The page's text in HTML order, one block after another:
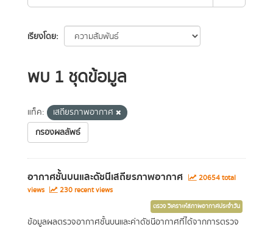
เรียงโดย
พบ 1 ชุดข้อมูล
แท็ค:
เสถียรภาพอากาศ
กรองผลลัพธ์
อากาศชั้นบนและดัชนีเสถียรภาพอากาศ
20654 total
views
230 recent views
ตรวจ วิเคราะห์สภาพอากาศประจำวัน
ข้อมูลผลตรวจอากาศชั้นบนและค่าดัชนีอากาศที่ได้จากการตรวจ